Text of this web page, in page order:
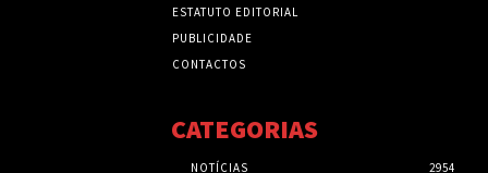
ESTATUTO EDITORIAL
PUBLICIDADE
CONTACTOS
CATEGORIAS
NOTÍCIAS 2954